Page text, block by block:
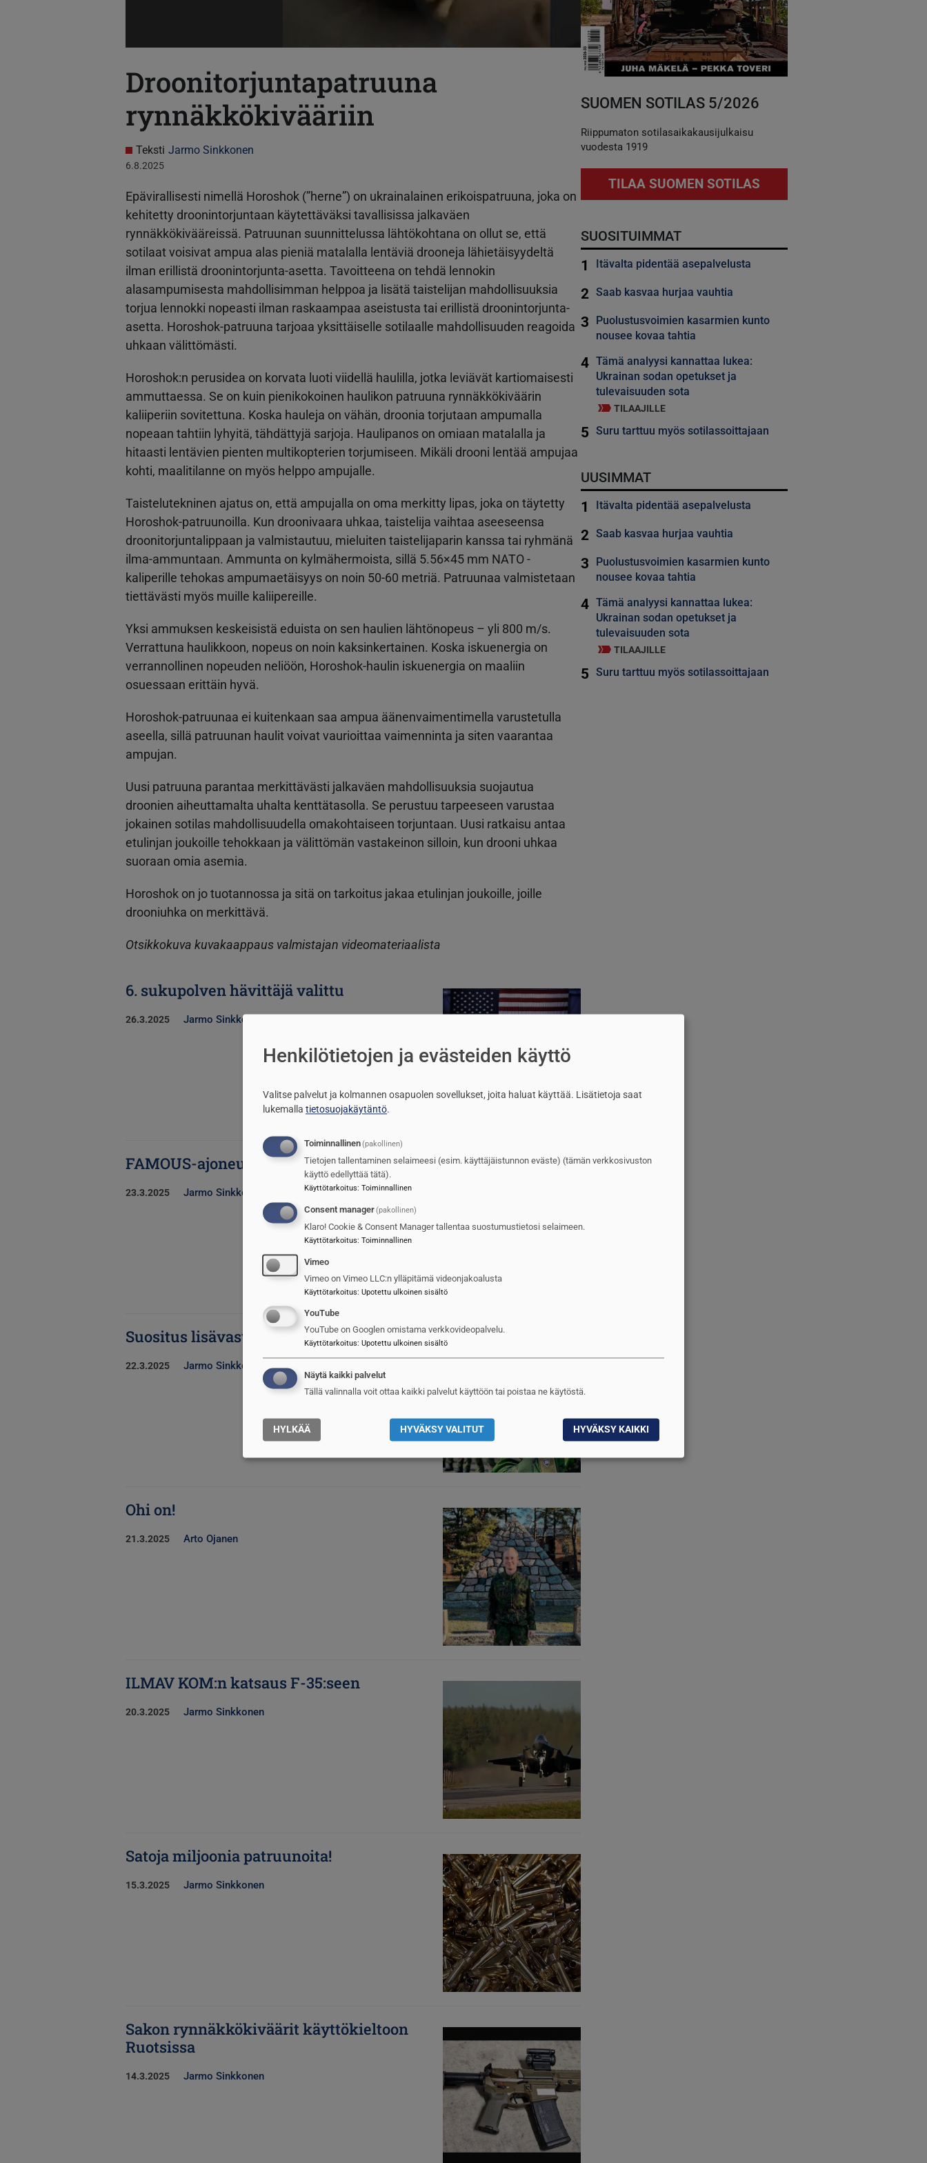
Droonitorjuntapatruuna
rynnäkkökivääriin
Teksti Jarmo Sinkkonen
6.8.2025
Epävirallisesti nimellä Horoshok (”herne”) on ukrainalainen erikoispatruuna, joka on
kehitetty droonintorjuntaan käytettäväksi tavallisissa jalkaväen
rynnäkkökivääreissä. Patruunan suunnittelussa lähtökohtana on ollut se, että
sotilaat voisivat ampua alas pieniä matalalla lentäviä drooneja lähietäisyydeltä
ilman erillistä droonintorjunta-asetta. Tavoitteena on tehdä lennokin
alasampumisesta mahdollisimman helppoa ja lisätä taistelijan mahdollisuuksia
torjua lennokki nopeasti ilman raskaampaa aseistusta tai erillistä droonintorjunta-
asetta. Horoshok-patruuna tarjoaa yksittäiselle sotilaalle mahdollisuuden reagoida
uhkaan välittömästi.
Horoshok:n perusidea on korvata luoti viidellä haulilla, jotka leviävät kartiomaisesti
ammuttaessa. Se on kuin pienikokoinen haulikon patruuna rynnäkkökiväärin
kaliiperiin sovitettuna. Koska hauleja on vähän, droonia torjutaan ampumalla
nopeaan tahtiin lyhyitä, tähdättyjä sarjoja. Haulipanos on omiaan matalalla ja
hitaasti lentävien pienten multikopterien torjumiseen. Mikäli drooni lentää ampujaa
kohti, maalitilanne on myös helppo ampujalle.
Taistelutekninen ajatus on, että ampujalla on oma merkitty lipas, joka on täytetty
Horoshok-patruunoilla. Kun droonivaara uhkaa, taistelija vaihtaa aseeseensa
droonitorjuntalippaan ja valmistautuu, mieluiten taistelijaparin kanssa tai ryhmänä
ilma-ammuntaan. Ammunta on kylmähermoista, sillä 5.56×45 mm NATO -
kaliperille tehokas ampumaetäisyys on noin 50-60 metriä. Patruunaa valmistetaan
tiettävästi myös muille kaliipereille.
Yksi ammuksen keskeisistä eduista on sen haulien lähtönopeus – yli 800 m/s.
Verrattuna haulikkoon, nopeus on noin kaksinkertainen. Koska iskuenergia on
verrannollinen nopeuden neliöön, Horoshok-haulin iskuenergia on maaliin
osuessaan erittäin hyvä.
Horoshok-patruunaa ei kuitenkaan saa ampua äänenvaimentimella varustetulla
aseella, sillä patruunan haulit voivat vaurioittaa vaimenninta ja siten vaarantaa
ampujan.
Uusi patruuna parantaa merkittävästi jalkaväen mahdollisuuksia suojautua
droonien aiheuttamalta uhalta kenttätasolla. Se perustuu tarpeeseen varustaa
jokainen sotilas mahdollisuudella omakohtaiseen torjuntaan. Uusi ratkaisu antaa
etulinjan joukoille tehokkaan ja välittömän vastakeinon silloin, kun drooni uhkaa
suoraan omia asemia.
Horoshok on jo tuotannossa ja sitä on tarkoitus jakaa etulinjan joukoille, joille
drooniuhka on merkittävä.
Otsikkokuva kuvakaappaus valmistajan videomateriaalista
Kuva
6. sukupolven hävittäjä valittu
26.3.2025 Jarmo Sinkkonen
Kuva
FAMOUS-ajoneuvo jo tulossa
23.3.2025 Jarmo Sinkkonen
Kuva
Suositus lisävastuista MPK:lle
22.3.2025 Jarmo Sinkkonen
Kuva
Ohi on!
21.3.2025 Arto Ojanen
Kuva
ILMAV KOM:n katsaus F-35:seen
20.3.2025 Jarmo Sinkkonen
Kuva
Satoja miljoonia patruunoita!
15.3.2025 Jarmo Sinkkonen
Kuva
Sakon rynnäkkökiväärit käyttökieltoon
Ruotsissa
14.3.2025 Jarmo Sinkkonen
SUOMEN SOTILAS 5/2026
Riippumaton sotilasaikakausijulkaisu
vuodesta 1919
TILAA SUOMEN SOTILAS
SUOSITUIMMAT
1 Itävalta pidentää asepalvelusta
2 Saab kasvaa hurjaa vauhtia
3
Puolustusvoimien kasarmien kunto
nousee kovaa tahtia
4 Tämä analyysi kannattaa lukea:
Ukrainan sodan opetukset ja
tulevaisuuden sota
TILAAJILLE
5 Suru tarttuu myös sotilassoittajaan
UUSIMMAT
1 Itävalta pidentää asepalvelusta
2 Saab kasvaa hurjaa vauhtia
3
Puolustusvoimien kasarmien kunto
nousee kovaa tahtia
4 Tämä analyysi kannattaa lukea:
Ukrainan sodan opetukset ja
tulevaisuuden sota
TILAAJILLE
5 Suru tarttuu myös sotilassoittajaan
Henkilötietojen ja evästeiden käyttö
Valitse palvelut ja kolmannen osapuolen sovellukset, joita haluat käyttää. Lisätietoja saat
lukemalla tietosuojakäytäntö.
Toiminnallinen(pakollinen)
Tietojen tallentaminen selaimeesi (esim. käyttäjäistunnon eväste) (tämän verkkosivuston
käyttö edellyttää tätä).
Käyttötarkoitus: Toiminnallinen
Consent manager(pakollinen)
Klaro! Cookie & Consent Manager tallentaa suostumustietosi selaimeen.
Käyttötarkoitus: Toiminnallinen
Vimeo
Vimeo on Vimeo LLC:n ylläpitämä videonjakoalusta
Käyttötarkoitus: Upotettu ulkoinen sisältö
YouTube
YouTube on Googlen omistama verkkovideopalvelu.
Käyttötarkoitus: Upotettu ulkoinen sisältö
Näytä kaikki palvelut
Tällä valinnalla voit ottaa kaikki palvelut käyttöön tai poistaa ne käytöstä.
HYLKÄÄ HYVÄKSY VALITUT HYVÄKSY KAIKKI